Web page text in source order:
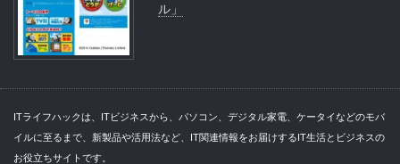
ル」
ITライフハックは、ITビジネスから、パソコン、デジタル家電、ケータイなどのモバ
イルに至るまで、新製品や活用法など、IT関連情報をお届けするIT生活とビジネスの
お役立ちサイトです。